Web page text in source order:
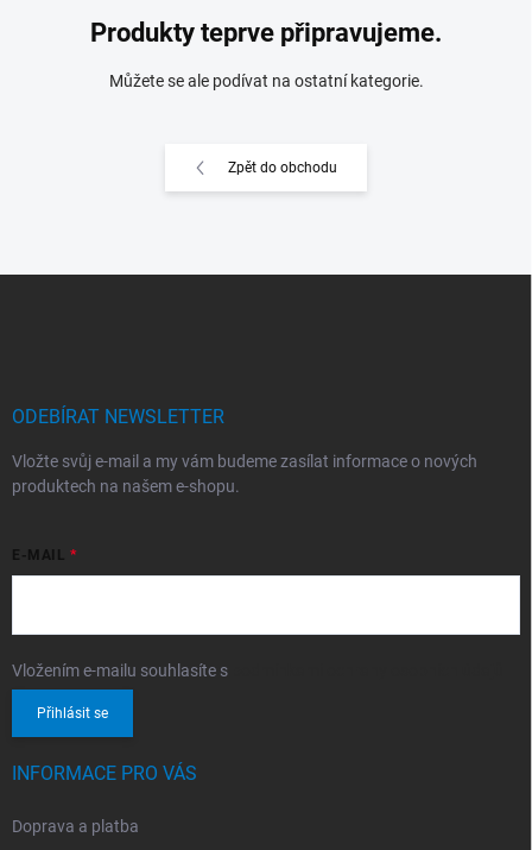
Produkty teprve připravujeme.
Můžete se ale podívat na ostatní kategorie.
Zpět do obchodu
ODEBÍRAT NEWSLETTER
Vložte svůj e-mail a my vám budeme zasílat informace o nových
produktech na našem e-shopu.
E-MAIL
Vložením e-mailu souhlasíte s
Přihlásit se
INFORMACE PRO VÁS
Doprava a platba